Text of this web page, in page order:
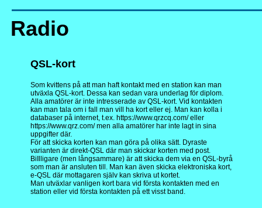
Radio
QSL-kort
Som kvittens på att man haft kontakt med en station kan man
utväxla QSL-kort. Dessa kan sedan vara underlag för diplom.
Alla amatörer är inte intresserade av QSL-kort. Vid kontakten
kan man tala om i fall man vill ha kort eller ej. Man kan kolla i
databaser på internet, t.ex. https://www.qrzcq.com/ eller
https://www.qrz.com/ men alla amatörer har inte lagt in sina
uppgifter där.
För att skicka korten kan man göra på olika sätt. Dyraste
varianten är direkt-QSL där man skickar korten med post.
BiIlligare (men långsammare) är att skicka dem via en QSL-byrå
som man är ansluten till. Man kan även skicka elektroniska kort,
e-QSL där mottagaren själv kan skriva ut kortet.
Man utväxlar vanligen kort bara vid första kontakten med en
station eller vid första kontakten på ett visst band.